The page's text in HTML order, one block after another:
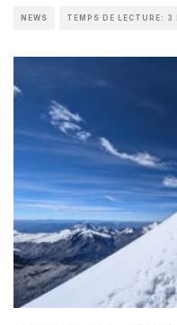
NEWS TEMPS DE LECTURE: 3